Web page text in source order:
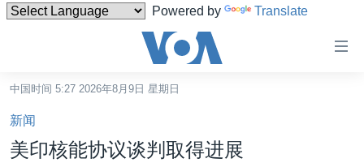
Powered by Translate
碍
链
接
跳
中国时间 5:27 2026年8月9日 星期日
新闻
美印核能协议谈判取得进展